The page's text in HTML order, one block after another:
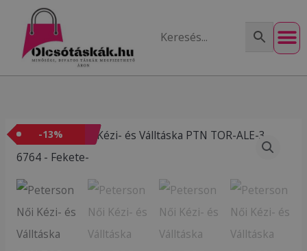
content
Akció
-13%
Original
was:
11
Current
is:
10
Peterson
Női